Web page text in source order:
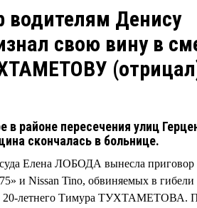
водителям Денису
свою вину в
в районе пересечения улиц
скончалась в больнице.
Елена ЛОБОДА вынесла
и Nissan Tino, обвиняемых в гибели
летнего Тимура ТУХТАМЕТОВА.